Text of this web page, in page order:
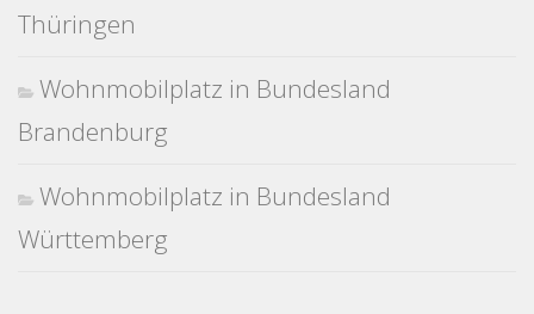
Thüringen
Wohnmobilplatz in Bundesland
Brandenburg
Wohnmobilplatz in Bundesland
Württemberg